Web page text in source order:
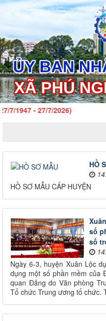
- 27/7/2026)
HỒ
HỒ SƠ MẪU CẤP HUYỆN
số
số
Ngày 6-3, huyện Xuân Lộc
dụng một số phần mềm của
quan Đảng do Văn phòng
Tổ chức Trung ương tổ chức.